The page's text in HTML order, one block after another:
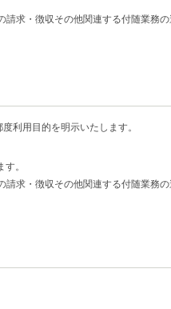
求・徴収その他関連する付随業務の
利用目的を明示いたします。
。
求・徴収その他関連する付随業務の